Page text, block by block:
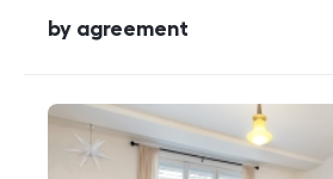
cena
by agreement